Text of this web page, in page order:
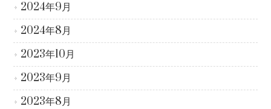
2024年9月
2024年8月
2023年10月
2023年9月
2023年8月